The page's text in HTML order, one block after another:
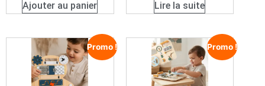
Ajouter au panier Lire la suite
Promo ! Promo !